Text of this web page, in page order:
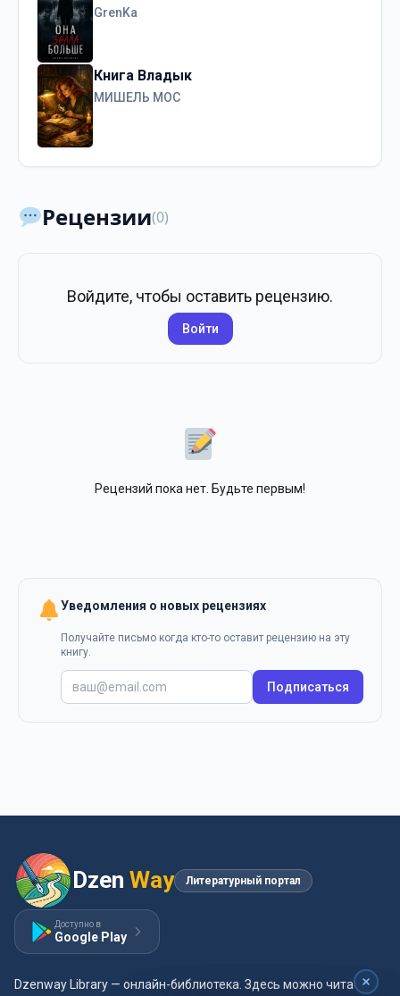
GrenKa
Книга Владык
МИШЕЛЬ МОС
Рецензии(0)
Войдите, чтобы оставить рецензию.
Войти
Рецензий пока нет. Будьте первым!
Уведомления о новых рецензиях
Получайте письмо когда кто-то оставит рецензию на эту
книгу.
Подписаться
Dzen Way Литературный портал
Доступно в
Google Play
Dzenway Library — онлайн-библиотека. Здесь можно читать